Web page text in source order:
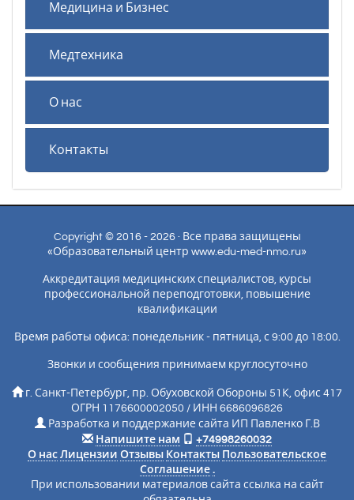
Медицина и Бизнес
Медтехника
О нас
Контакты
Copyright © 2016 - 2026 · Все права защищены
«Образовательный центр www.edu-med-nmo.ru»
Аккредитация медицинских специалистов, курсы
профессиональной переподготовки, повышение
квалификации
Время работы офиса: понедельник - пятница, с 9:00 до 18:00.
Звонки и сообщения принимаем круглосуточно
г. Санкт-Петербург, пр. Обуховской Обороны 51К, офис 417
ОГРН 1176600002050 / ИНН 6686096826
Разработка и поддержание сайта ИП Павленко Г.В
Напишите нам
+74998260032
О нас Лицензии Отзывы Контакты Пользовательское
Соглашение .
При использовании материалов сайта ссылка на сайт